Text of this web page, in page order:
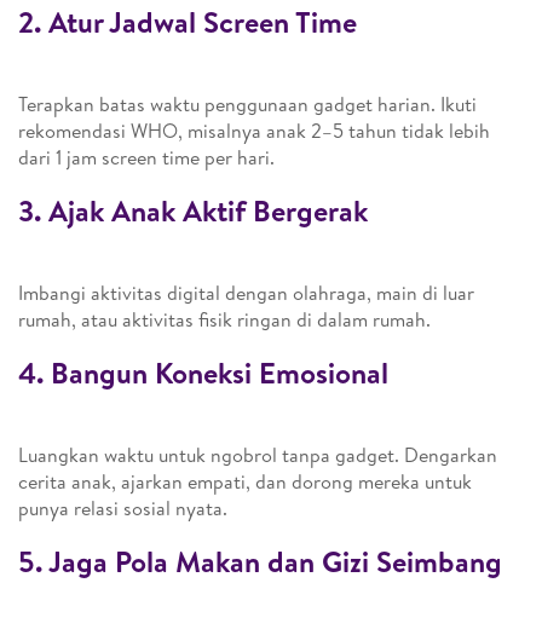
2. Atur Jadwal Screen Time
Terapkan batas waktu penggunaan gadget harian. Ikuti
rekomendasi WHO, misalnya anak 2–5 tahun tidak lebih
dari 1 jam screen time per hari.
3. Ajak Anak Aktif Bergerak
Imbangi aktivitas digital dengan olahraga, main di luar
rumah, atau aktivitas fisik ringan di dalam rumah.
4. Bangun Koneksi Emosional
Luangkan waktu untuk ngobrol tanpa gadget. Dengarkan
cerita anak, ajarkan empati, dan dorong mereka untuk
punya relasi sosial nyata.
5. Jaga Pola Makan dan Gizi Seimbang